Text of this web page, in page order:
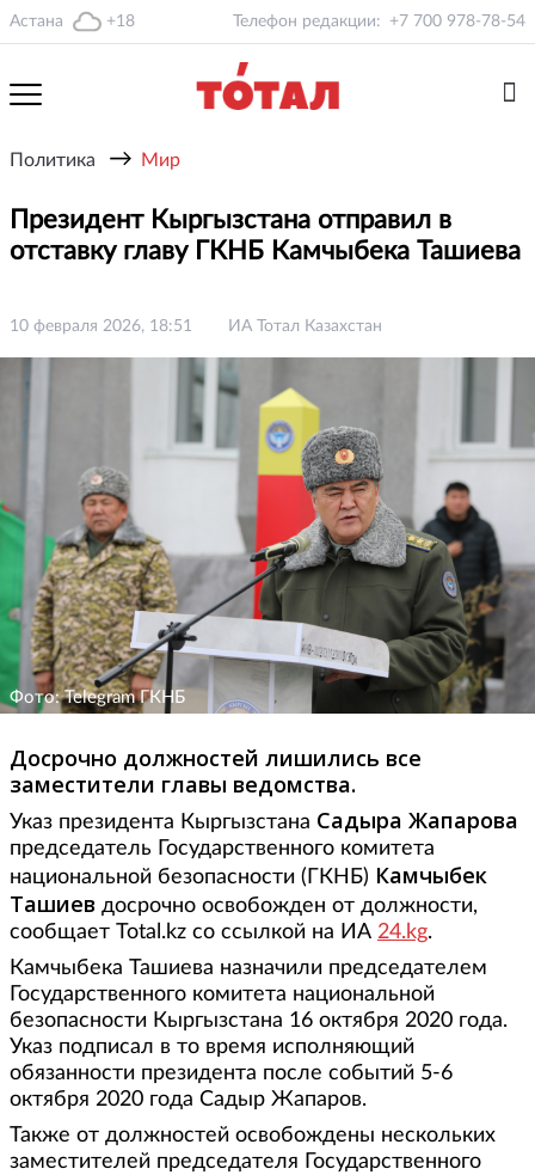
Астана +18 Телефон редакции: +7 700 978-78-54
Политика → Мир
Президент Кыргызстана отправил в
отставку главу ГКНБ Камчыбека Ташиева
10 февраля 2026, 18:51 ИА Тотал Казахстан
Фото: Telegram ГКНБ
Досрочно должностей лишились все
заместители главы ведомства.
Указ президента Кыргызстана Садыра Жапарова
председатель Государственного комитета
национальной безопасности (ГКНБ) Камчыбек
Ташиев досрочно освобожден от должности,
сообщает Total.kz со ссылкой на ИА 24.kg.
Камчыбека Ташиева назначили председателем
Государственного комитета национальной
безопасности Кыргызстана 16 октября 2020 года.
Указ подписал в то время исполняющий
обязанности президента после событий 5-6
октября 2020 года Садыр Жапаров.
Также от должностей освобождены нескольких
заместителей председателя Государственного